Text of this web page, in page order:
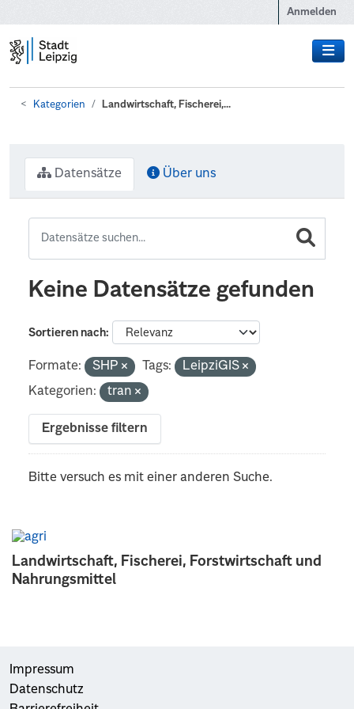
Anmelden
Kategorien Landwirtschaft, Fischerei,...
Landwirtschaft, Fischerei, Forstwirtschaft und
Nahrungsmittel
Datensätze Über uns
Keine Datensätze gefunden
Sortieren nach
Formate: SHP Tags:
LeipziGIS
Kategorien:
tran
Ergebnisse filtern
Bitte versuch es mit einer anderen Suche.
Impressum
Datenschutz